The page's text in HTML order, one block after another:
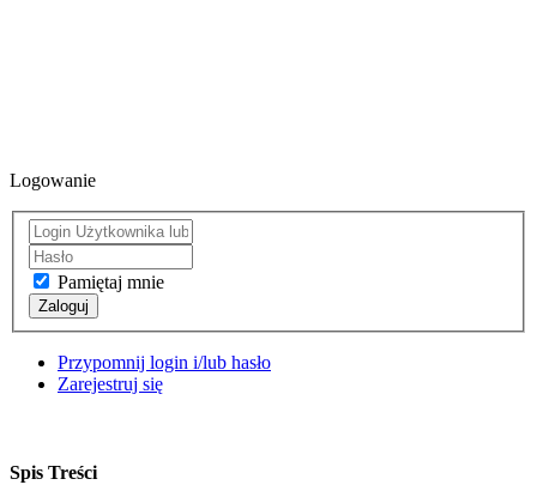
Logowanie
Pamiętaj mnie
Zaloguj
Przypomnij login i/lub hasło
Zarejestruj się
Spis Treści